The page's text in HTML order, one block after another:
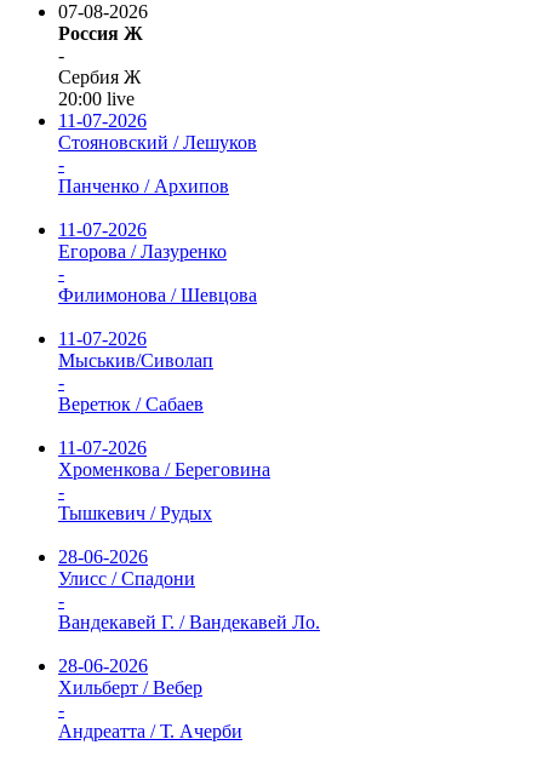
07-08-2026
Россия Ж
-
Сербия Ж
20:00 live
11-07-2026
Стояновский / Лешуков
-
Панченко / Архипов
11-07-2026
Егорова / Лазуренко
-
Филимонова / Шевцова
11-07-2026
Мыськив/Сиволап
-
Веретюк / Сабаев
11-07-2026
Хроменкова / Береговина
-
Тышкевич / Рудых
28-06-2026
Улисс / Спадони
-
Вандекавей Г. / Вандекавей Ло.
28-06-2026
Хильберт / Вебер
-
Андреатта / Т. Ачерби